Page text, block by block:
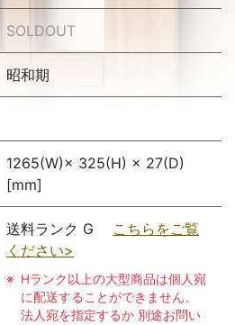
SOLDOUT
昭和期
1265(W)× 325(H) × 27(D)
[mm]
送料ランク G こちらをご覧
ください>
Hランク以上の大型商品は個人宛
に配送することができません。
法人宛を指定するか 別途お問い